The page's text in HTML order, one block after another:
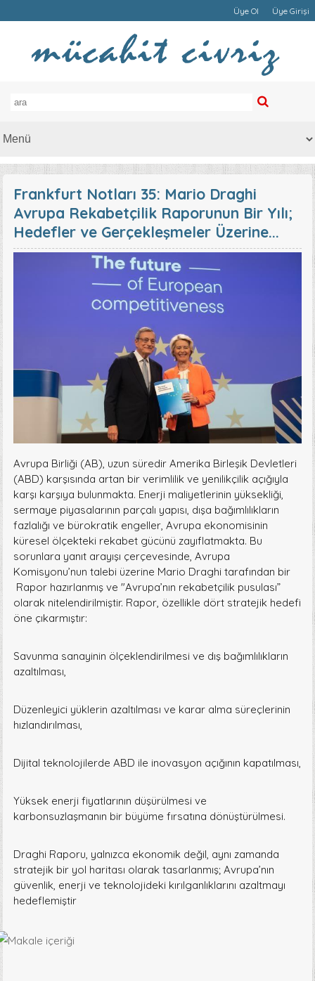
Üye Ol Üye Girişi
Frankfurt Notları 35: Mario Draghi
Avrupa Rekabetçilik Raporunun Bir Yılı;
Hedefler ve Gerçekleşmeler Üzerine...
Avrupa Birliği (AB), uzun süredir Amerika Birleşik Devletleri
(ABD) karşısında artan bir verimlilik ve yenilikçilik açığıyla
karşı karşıya bulunmakta. Enerji maliyetlerinin yüksekliği,
sermaye piyasalarının parçalı yapısı, dışa bağımlılıkların
fazlalığı ve bürokratik engeller, Avrupa ekonomisinin
küresel ölçekteki rekabet gücünü zayıflatmakta. Bu
sorunlara yanıt arayışı çerçevesinde, Avrupa
Komisyonu’nun talebi üzerine Mario Draghi tarafından bir
Rapor hazırlanmış ve "Avrupa’nın rekabetçilik pusulası”
olarak nitelendirilmiştir. Rapor, özellikle dört stratejik hedefi
öne çıkarmıştır:
Savunma sanayinin ölçeklendirilmesi ve dış bağımlılıkların
azaltılması,
Düzenleyici yüklerin azaltılması ve karar alma süreçlerinin
hızlandırılması,
Dijital teknolojilerde ABD ile inovasyon açığının kapatılması,
Yüksek enerji fiyatlarının düşürülmesi ve
karbonsuzlaşmanın bir büyüme fırsatına dönüştürülmesi.
Draghi Raporu, yalnızca ekonomik değil, aynı zamanda
stratejik bir yol haritası olarak tasarlanmış; Avrupa’nın
güvenlik, enerji ve teknolojideki kırılganlıklarını azaltmayı
hedeflemiştir